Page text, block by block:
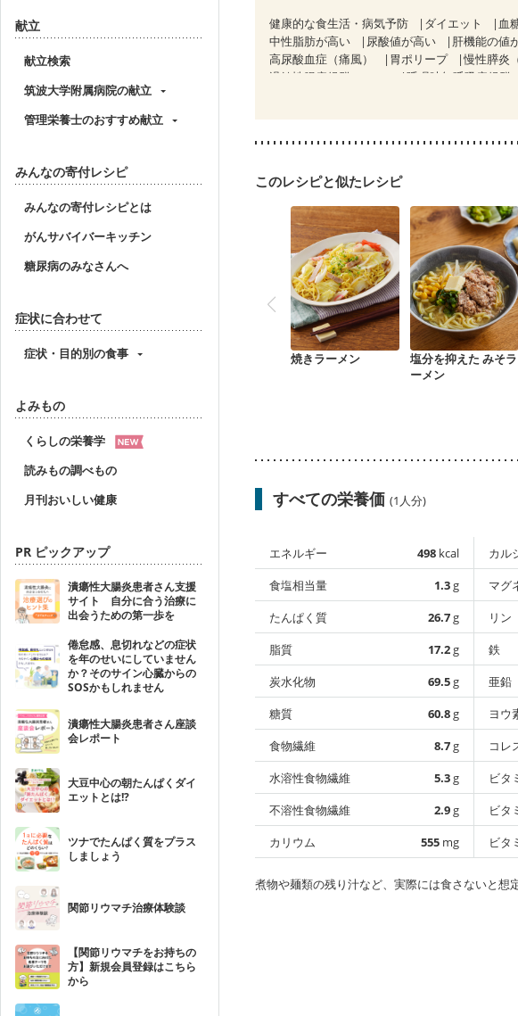
献立
献立検索
筑波大学附属病院の献立
管理栄養士のおすすめ献立
みんなの寄付レシピ
みんなの寄付レシピとは
がんサバイバーキッチン
糖尿病のみなさんへ
症状に合わせて
症状・目的別の食事
よみもの
くらしの栄養学
読みもの調べもの
月刊おいしい健康
PR ピックアップ
潰瘍性大腸炎患者さん支援
サイト 自分に合う治療に
出会うための第一歩を
倦怠感、息切れなどの症状
を年のせいにしていません
か？そのサイン心臓からの
SOSかもしれません
潰瘍性大腸炎患者さん座談
会レポート
大豆中心の朝たんぱくダイ
エットとは!?
ツナでたんぱく質をプラス
しましょう
関節リウマチ治療体験談
【関節リウマチをお持ちの
方】新規会員登録はこちら
から
健康的な食生活・病気予防 ダイエット 血
中性脂肪が高い
尿酸値が高い 肝機能の値
高尿酸血症（痛風）
胃ポリープ 慢性膵炎
過敏性腸症候群（IBS）
睡眠時無呼吸症候群
骨折
骨粗しょう症 関節リウマチ 乾癬
このレシピと似たレシピ
焼きラーメン
塩分を抑えた みそラ
ーメン
すべての栄養価 (1人分)
エネルギー 498 kcal
食塩相当量
1.3g
たんぱく質
26.7g
脂質
17.2g
炭水化物
69.5g
糖質
60.8g
食物繊維
8.7g
水溶性食物繊維
5.3g
不溶性食物繊維
2.9g
カリウム
555 mg
カル
マグ
リン
鉄
亜鉛
ヨウ
コレ
ビタ
ビタ
ビタ
煮物や麺類の残り汁など、実際には食さないと想